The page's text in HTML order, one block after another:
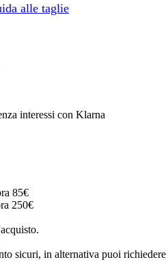
alle taglie
interessi con Klarna
85€
250€
sicuri, in alternativa puoi